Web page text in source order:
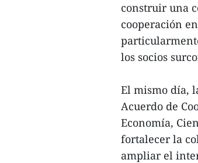
construir una
cooperación
los socios
El mismo día,
Acuerdo de
Economía,
fortalecer la
ampliar el